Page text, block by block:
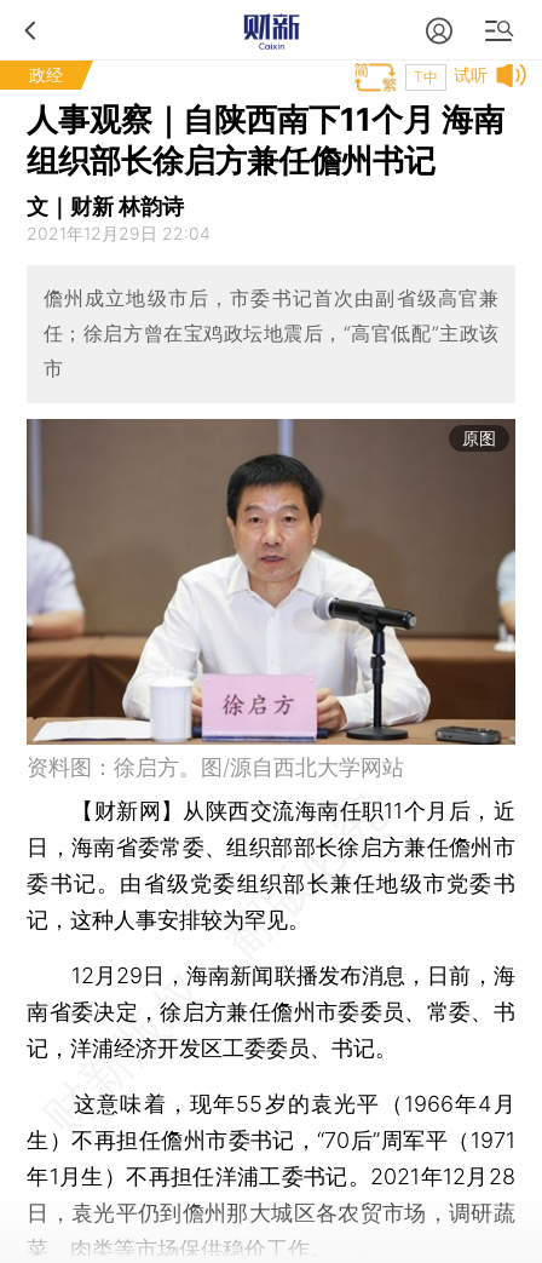
政经 试听
T中
人事观察｜自陕西南下11个月 海南
组织部长徐启方兼任儋州书记
文｜财新 林韵诗
2021年12月29日 22:04
儋州成立地级市后，市委书记首次由副省级高官兼
任；徐启方曾在宝鸡政坛地震后，“高官低配”主政该
市
原图
资料图：徐启方。图/源自西北大学网站
【财新网】 从陕西交流海南任职11个月后，近
日，海南省委常委、组织部部长徐启方兼任儋州市
委书记。由省级党委组织部长兼任地级市党委书
记，这种人事安排较为罕见。
12月29日，海南新闻联播发布消息，日前，海
南省委决定，徐启方兼任儋州市委委员、常委、书
记，洋浦经济开发区工委委员、书记。
这意味着，现年55岁的袁光平（1966年4月
生）不再担任儋州市委书记，“70后”周军平（1971
年1月生）不再担任洋浦工委书记。2021年12月28
日，袁光平仍到儋州那大城区各农贸市场，调研蔬
菜、肉类等市场保供稳价工作。